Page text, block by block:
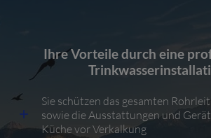
Ihre Vorteile durch eine
Sie schützen das gesamten
sowie die Ausstattungen und
Küche vor Verkalkung